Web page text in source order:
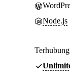
Node.js